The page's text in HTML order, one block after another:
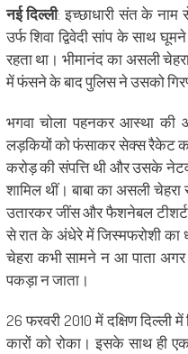
new
window)
new
window)
new
window)
new
Pinterest
(Opens
in
new
window)
to
a
friend
(Opens
in
new
window)
नई दिल्ली: इच्छाधारी संत के नाम
उर्फ शिवा द्विवेदी सांप के साथ
रहता था। भीमानंद का असली
में फंसने के बाद पुलिस ने उसको
भगवा चोला पहनकर आस्था की
लड़कियों को फंसाकर सेक्स रैकेट
करोड़ की संपत्ति थी और उसके
शामिल थीं। बाबा का असली
उतारकर जींस और फैशनेबल टीशर्ट
से रात के अंधेरे में जिस्मफरोशी का
चेहरा कभी सामने न आ पाता
पकड़ा न जाता।
26 फरवरी 2010 में दक्षिण दिल्ली
कारों को रोका। इसके साथ ही